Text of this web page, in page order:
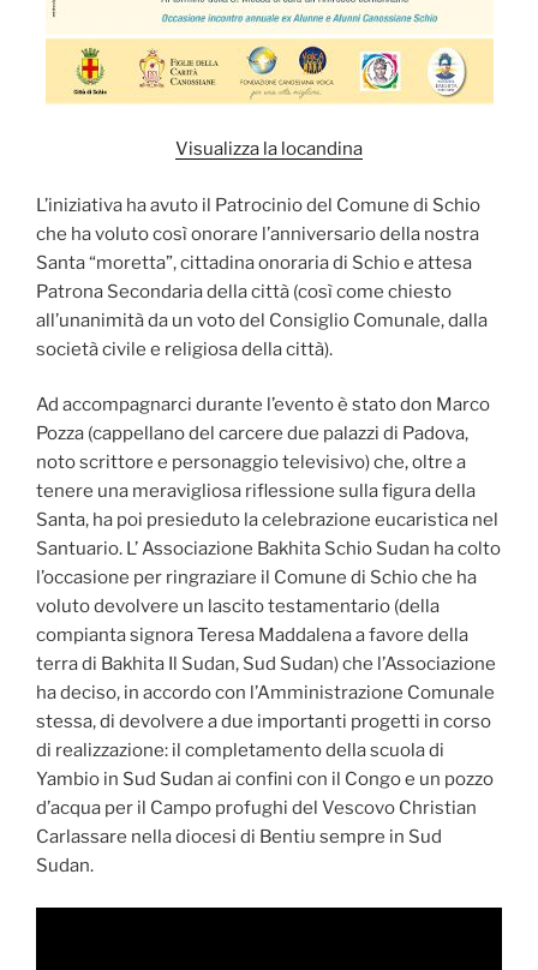
Visualizza la locandina
L’iniziativa ha avuto il Patrocinio del Comune di Schio
che ha voluto così onorare l’anniversario della nostra
Santa “moretta”, cittadina onoraria di Schio e attesa
Patrona Secondaria della città (così come chiesto
all’unanimità da un voto del Consiglio Comunale, dalla
società civile e religiosa della città).
Ad accompagnarci durante l’evento è stato don Marco
Pozza (cappellano del carcere due palazzi di Padova,
noto scrittore e personaggio televisivo) che, oltre a
tenere una meravigliosa riflessione sulla figura della
Santa, ha poi presieduto la celebrazione eucaristica nel
Santuario. L’ Associazione Bakhita Schio Sudan ha colto
l’occasione per ringraziare il Comune di Schio che ha
voluto devolvere un lascito testamentario (della
compianta signora Teresa Maddalena a favore della
terra di Bakhita Il Sudan, Sud Sudan) che l’Associazione
ha deciso, in accordo con l’Amministrazione Comunale
stessa, di devolvere a due importanti progetti in corso
di realizzazione: il completamento della scuola di
Yambio in Sud Sudan ai confini con il Congo e un pozzo
d’acqua per il Campo profughi del Vescovo Christian
Carlassare nella diocesi di Bentiu sempre in Sud
Sudan.